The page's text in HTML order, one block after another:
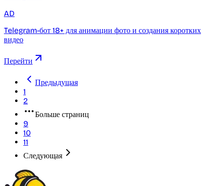
AD
Telegram-бот 18+ для анимации фото и создания коротких
видео
Перейти
Предыдущая
1
2
Больше страниц
9
10
11
Следующая